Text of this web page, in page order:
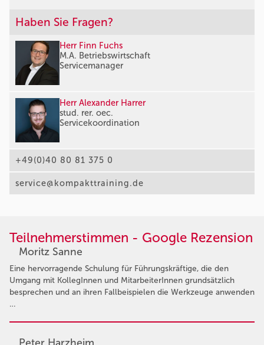
Haben Sie Fragen?
Herr Finn Fuchs
M.A. Betriebswirtschaft
Servicemanager
Herr Alexander Harrer
stud. rer. oec.
Servicekoordination
+49(0)40 80 81 375 0
service@kompakttraining.de
Teilnehmerstimmen - Google Rezension
Moritz Sanne
Eine hervorragende Schulung für Führungskräftige, die den
Umgang mit KollegInnen und MitarbeiterInnen grundsätzlich
besprechen und an ihren Fallbeispielen die Werkzeuge anwenden
…